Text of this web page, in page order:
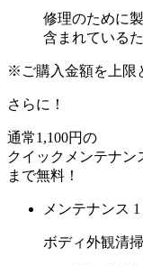
修理のために
含まれている
※ご購入金額を上限
さらに！
通常1,100円の
クイックメンテナン
まで無料 ！
メンテナンス 1
ボディ外観清掃